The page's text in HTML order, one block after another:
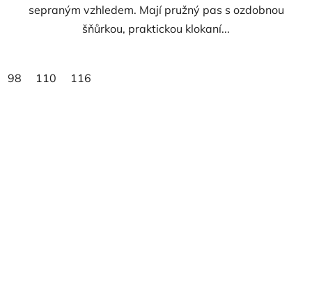
sepraným vzhledem. Mají pružný pas s ozdobnou
šňůrkou, praktickou klokaní...
98 110 116